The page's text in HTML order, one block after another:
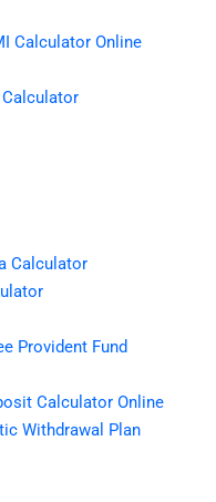
Calculator Online
Calculator
Provident Fund
Calculator Online
Withdrawal Plan